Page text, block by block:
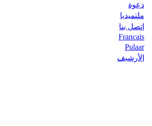
دعوة
ملتميديا
اتصل بنا
Francais
Pulaar
الأرشيف